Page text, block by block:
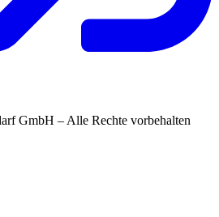
GmbH – Alle Rechte vorbehalten